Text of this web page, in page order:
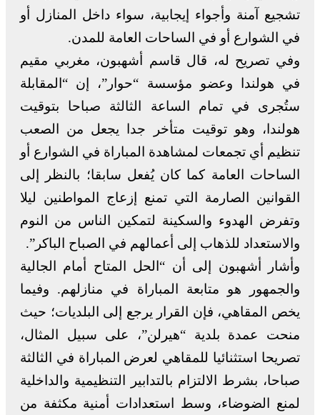
تشجيع آمنة وأجواء إيجابية، سواء داخل المنازل أو
في الشوارع أو في الساحات العامة للمدن.
وفي تصريح له، قال قاسم أشهبون، مغربي مقيم
في هولندا وعضو مؤسسة “حوار”، إن “المقابلة
ستُجرى في تمام الساعة الثالثة صباحا بتوقيت
هولندا، وهو توقيت متأخر جدا يجعل من الصعب
تنظيم أي تجمعات لمشاهدة المباراة في الشوارع أو
الساحات العامة كما كان يُفعل سابقا؛ بالنظر إلى
القوانين الصارمة التي تمنع إزعاج المواطنين ليلا
وتفرض الهدوء والسكينة لتمكين الناس من النوم
والاستعداد للذهاب إلى أعمالهم في الصباح الباكر”.
وأشار أشهبون إلى أن “الحل المتاح أمام الجالية
والجمهور هو متابعة المباراة في منازلهم. وفيما
يخص المقاهي، فإن القرار يرجع إلى البلديات؛ حيث
منحت عمدة بلدية “هيرلن”، على سبيل المثال،
تصريحا استثنائيا للمقاهي لعرض المباراة في الثالثة
صباحا، بشرط الالتزام بالتدابير التنظيمية والداخلية
لمنع الضوضاء، وسط استعدادات أمنية مكثفة من